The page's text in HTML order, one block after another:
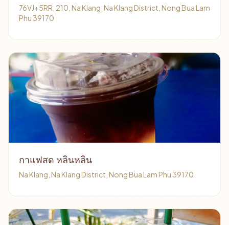
76VJ+5RR, 210, Na Klang, Na Klang District, Nong Bua Lam
Phu 39170
กาแฟสด หลินหลิน
Na Klang, Na Klang District, Nong Bua Lam Phu 39170